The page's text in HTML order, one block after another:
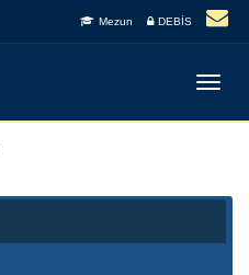
Mezun DEBİS